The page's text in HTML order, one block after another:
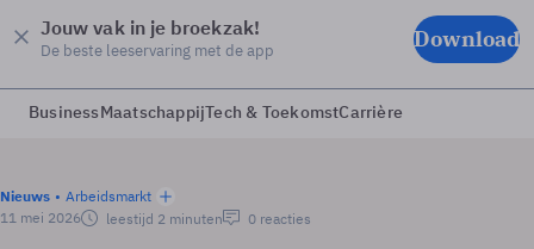
Jouw vak in je broekzak!
De beste leeservaring met de app Download
BusinessMaatschappijTech & ToekomstCarrière
Nieuws
Arbeidsmarkt
11 mei 2026
leestijd 2 minuten 0 reacties